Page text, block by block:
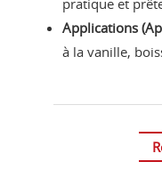
Applications
à la vanille,